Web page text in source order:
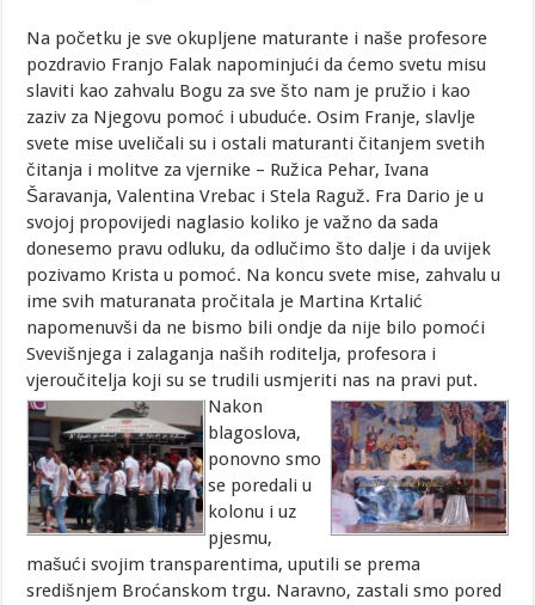
Na početku je sve okupljene maturante i naše profesore
pozdravio Franjo Falak napominjući da ćemo svetu misu
slaviti kao zahvalu Bogu za sve što nam je pružio i kao
zaziv za Njegovu pomoć i ubuduće. Osim Franje, slavlje
svete mise uveličali su i ostali maturanti čitanjem svetih
čitanja i molitve za vjernike – Ružica Pehar, Ivana
Šaravanja, Valentina Vrebac i Stela Raguž. Fra Dario je u
svojoj propovijedi naglasio koliko je važno da sada
donesemo pravu odluku, da odlučimo što dalje i da uvijek
pozivamo Krista u pomoć. Na koncu svete mise, zahvalu u
ime svih maturanata pročitala je Martina Krtalić
napomenuvši da ne bismo bili ondje da nije bilo pomoći
Svevišnjega i zalaganja naših roditelja, profesora i
vjeroučitelja koji su se trudili usmjeriti nas na pravi put.
Nakon
blagoslova,
ponovno smo
se poredali u
kolonu i uz
pjesmu,
mašući svojim transparentima, uputili se prema
središnjem Broćanskom trgu. Naravno, zastali smo pored